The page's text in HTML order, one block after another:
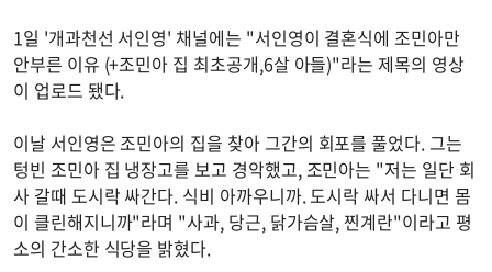
1일 '개과천선 서인영' 채널에는 "서인영이 결혼식에 조민아만
안부른 이유 (+조민아 집 최초공개,6살 아들)"라는 제목의 영상
이 업로드 됐다.
이날 서인영은 조민아의 집을 찾아 그간의 회포를 풀었다. 그는
텅빈 조민아 집 냉장고를 보고 경악했고, 조민아는 "저는 일단 회
사 갈때 도시락 싸간다. 식비 아까우니까. 도시락 싸서 다니면 몸
이 클린해지니까"라며 "사과, 당근, 닭가슴살, 찐계란"이라고 평
소의 간소한 식당을 밝혔다.